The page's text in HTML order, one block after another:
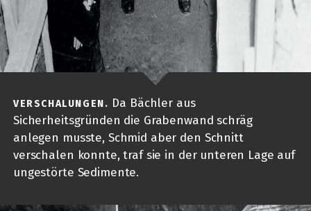
VERSCHALUNGEN. Da Bächler aus
Sicherheitsgründen die Grabenwand schräg
anlegen musste, Schmid aber den Schnitt
verschalen konnte, traf sie in der unteren Lage auf
ungestörte Sedimente.